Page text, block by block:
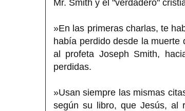
Mr. Smith y el "verdadero"
»En las primeras charlas, te
había perdido desde la
al profeta Joseph Smith,
perdidas.
»Usan siempre las mismas
según su libro, que Jesús, al